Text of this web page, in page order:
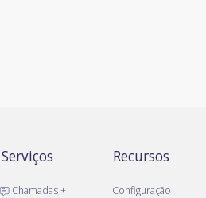
Serviços
Chamadas +
Recursos
Configuração